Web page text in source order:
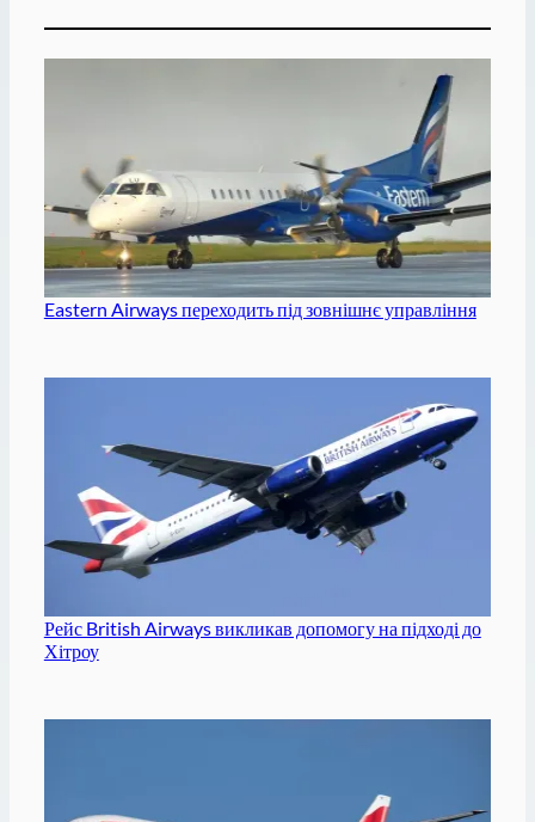
Eastern Airways переходить під зовнішнє управління
Рейс British Airways викликав допомогу на підході до
Хітроу